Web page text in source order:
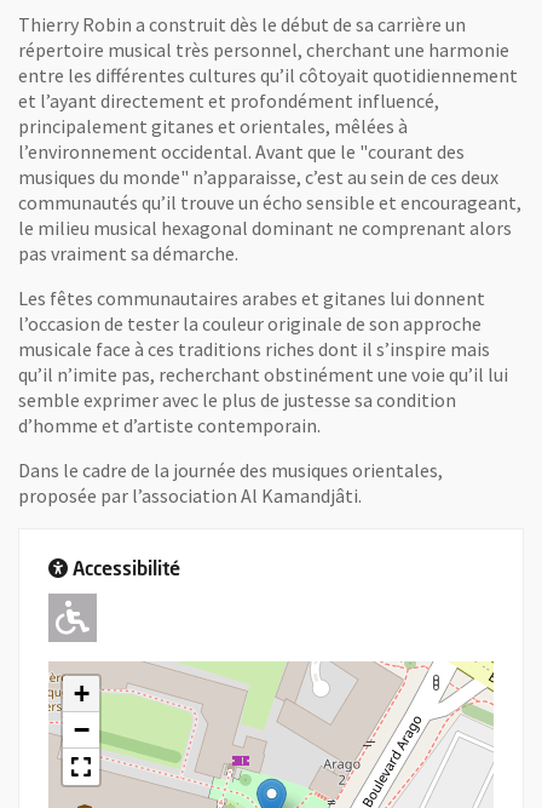
Thierry Robin a construit dès le début de sa carrière un
répertoire musical très personnel, cherchant une harmonie
entre les différentes cultures qu’il côtoyait quotidiennement
et l’ayant directement et profondément influencé,
principalement gitanes et orientales, mêlées à
l’environnement occidental. Avant que le "courant des
musiques du monde" n’apparaisse, c’est au sein de ces deux
communautés qu’il trouve un écho sensible et encourageant,
le milieu musical hexagonal dominant ne comprenant alors
pas vraiment sa démarche.
Les fêtes communautaires arabes et gitanes lui donnent
l’occasion de tester la couleur originale de son approche
musicale face à ces traditions riches dont il s’inspire mais
qu’il n’imite pas, recherchant obstinément une voie qu’il lui
semble exprimer avec le plus de justesse sa condition
d’homme et d’artiste contemporain.
Dans le cadre de la journée des musiques orientales,
proposée par l’association Al Kamandjâti.
Accessibilité
Adapté pour l'handicap Moteur
+
−